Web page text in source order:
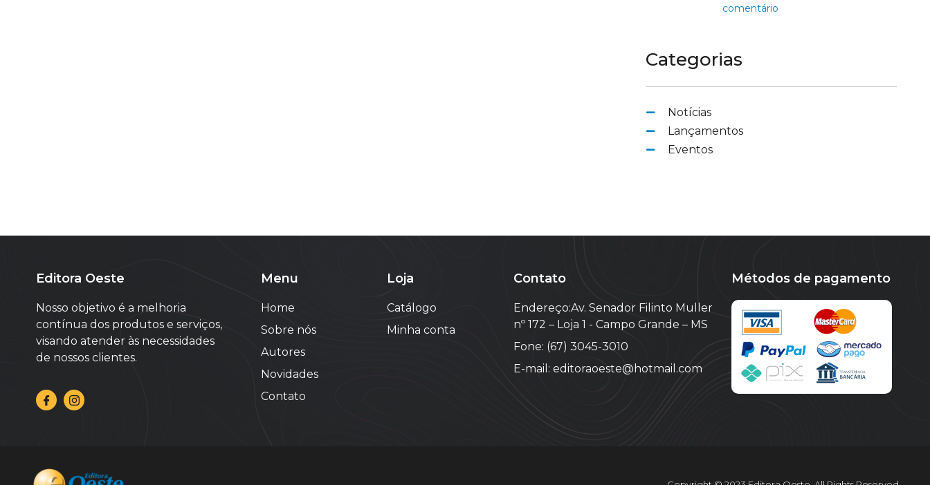
comentário
Categorias
Notícias
Lançamentos
Eventos
Editora Oeste
Nosso objetivo é a melhoria
contínua dos produtos e serviços,
visando atender às necessidades
de nossos clientes.
Menu
Home
Sobre nós
Autores
Novidades
Contato
Loja
Catálogo
Minha conta
Contato
Endereço:Av. Senador Filinto Muller
nº 172 – Loja 1 - Campo Grande – MS
Fone: (67) 3045-3010
E-mail: editoraoeste@hotmail.com
Métodos de pagamento